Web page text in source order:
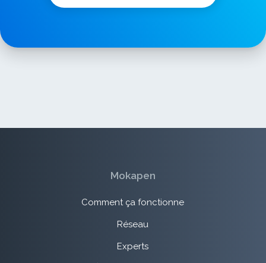
Mokapen
Comment ça fonctionne
Réseau
Experts